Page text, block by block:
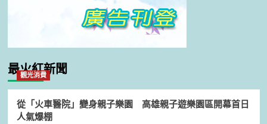
最火紅新聞
觀光消費
從「火車醫院」變身親子樂園 高雄親子遊樂園區開幕首日
人氣爆棚